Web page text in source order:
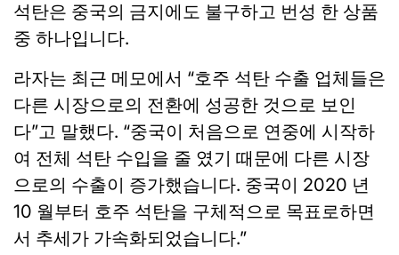
석탄은 중국의 금지에도 불구하고 번성 한 상품
중 하나입니다.
라자는 최근 메모에서 “호주 석탄 수출 업체들은
다른 시장으로의 전환에 성공한 것으로 보인
다”고 말했다. “중국이 처음으로 연중에 시작하
여 전체 석탄 수입을 줄 였기 때문에 다른 시장
으로의 수출이 증가했습니다. 중국이 2020 년
10 월부터 호주 석탄을 구체적으로 목표로하면
서 추세가 가속화되었습니다.”